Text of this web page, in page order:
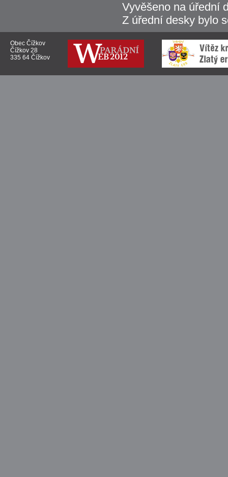
Vyvěšeno na úřední
Z úřední desky bylo
Obec Čížkov
Čížkov 28
335 64 Čížkov